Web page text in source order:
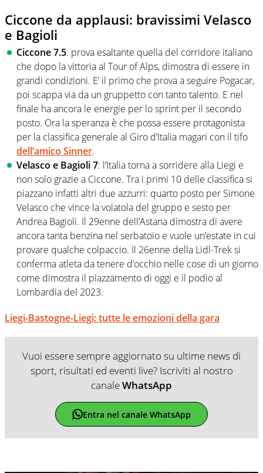
Ciccone da applausi: bravissimi Velasco
e Bagioli
Ciccone 7.5: prova esaltante quella del corridore italiano
che dopo la vittoria al Tour of Alps, dimostra di essere in
grandi condizioni. E’ il primo che prova a seguire Pogacar,
poi scappa via da un gruppetto con tanto talento. E nel
finale ha ancora le energie per lo sprint per il secondo
posto. Ora la speranza è che possa essere protagonista
per la classifica generale al Giro d’Italia magari con il tifo
dell’amico Sinner.
Velasco e Bagioli 7: l’Italia torna a sorridere alla Liegi e
non solo grazie a Ciccone. Tra i primi 10 delle classifica si
piazzano infatti altri due azzurri: quarto posto per Simone
Velasco che vince la volatola del gruppo e sesto per
Andrea Bagioli. Il 29enne dell’Astana dimostra di avere
ancora tanta benzina nel serbatoio e vuole un’estate in cui
provare qualche colpaccio. Il 26enne della Lidl-Trek si
conferma atleta da tenere d’occhio nelle cose di un giorno
come dimostra il piazzamento di oggi e il podio al
Lombardia del 2023.
Liegi-Bastogne-Liegi: tutte le emozioni della gara
Vuoi essere sempre aggiornato su ultime news di
sport, risultati ed eventi live? Iscriviti al nostro
canaleWhatsApp
Entra nel canale WhatsApp